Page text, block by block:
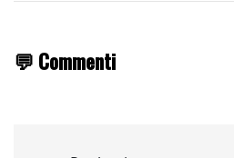
💬 Commenti